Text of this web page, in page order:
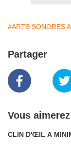
#ARTS SONORES
Partager
Vous
CLIN D'ŒIL A